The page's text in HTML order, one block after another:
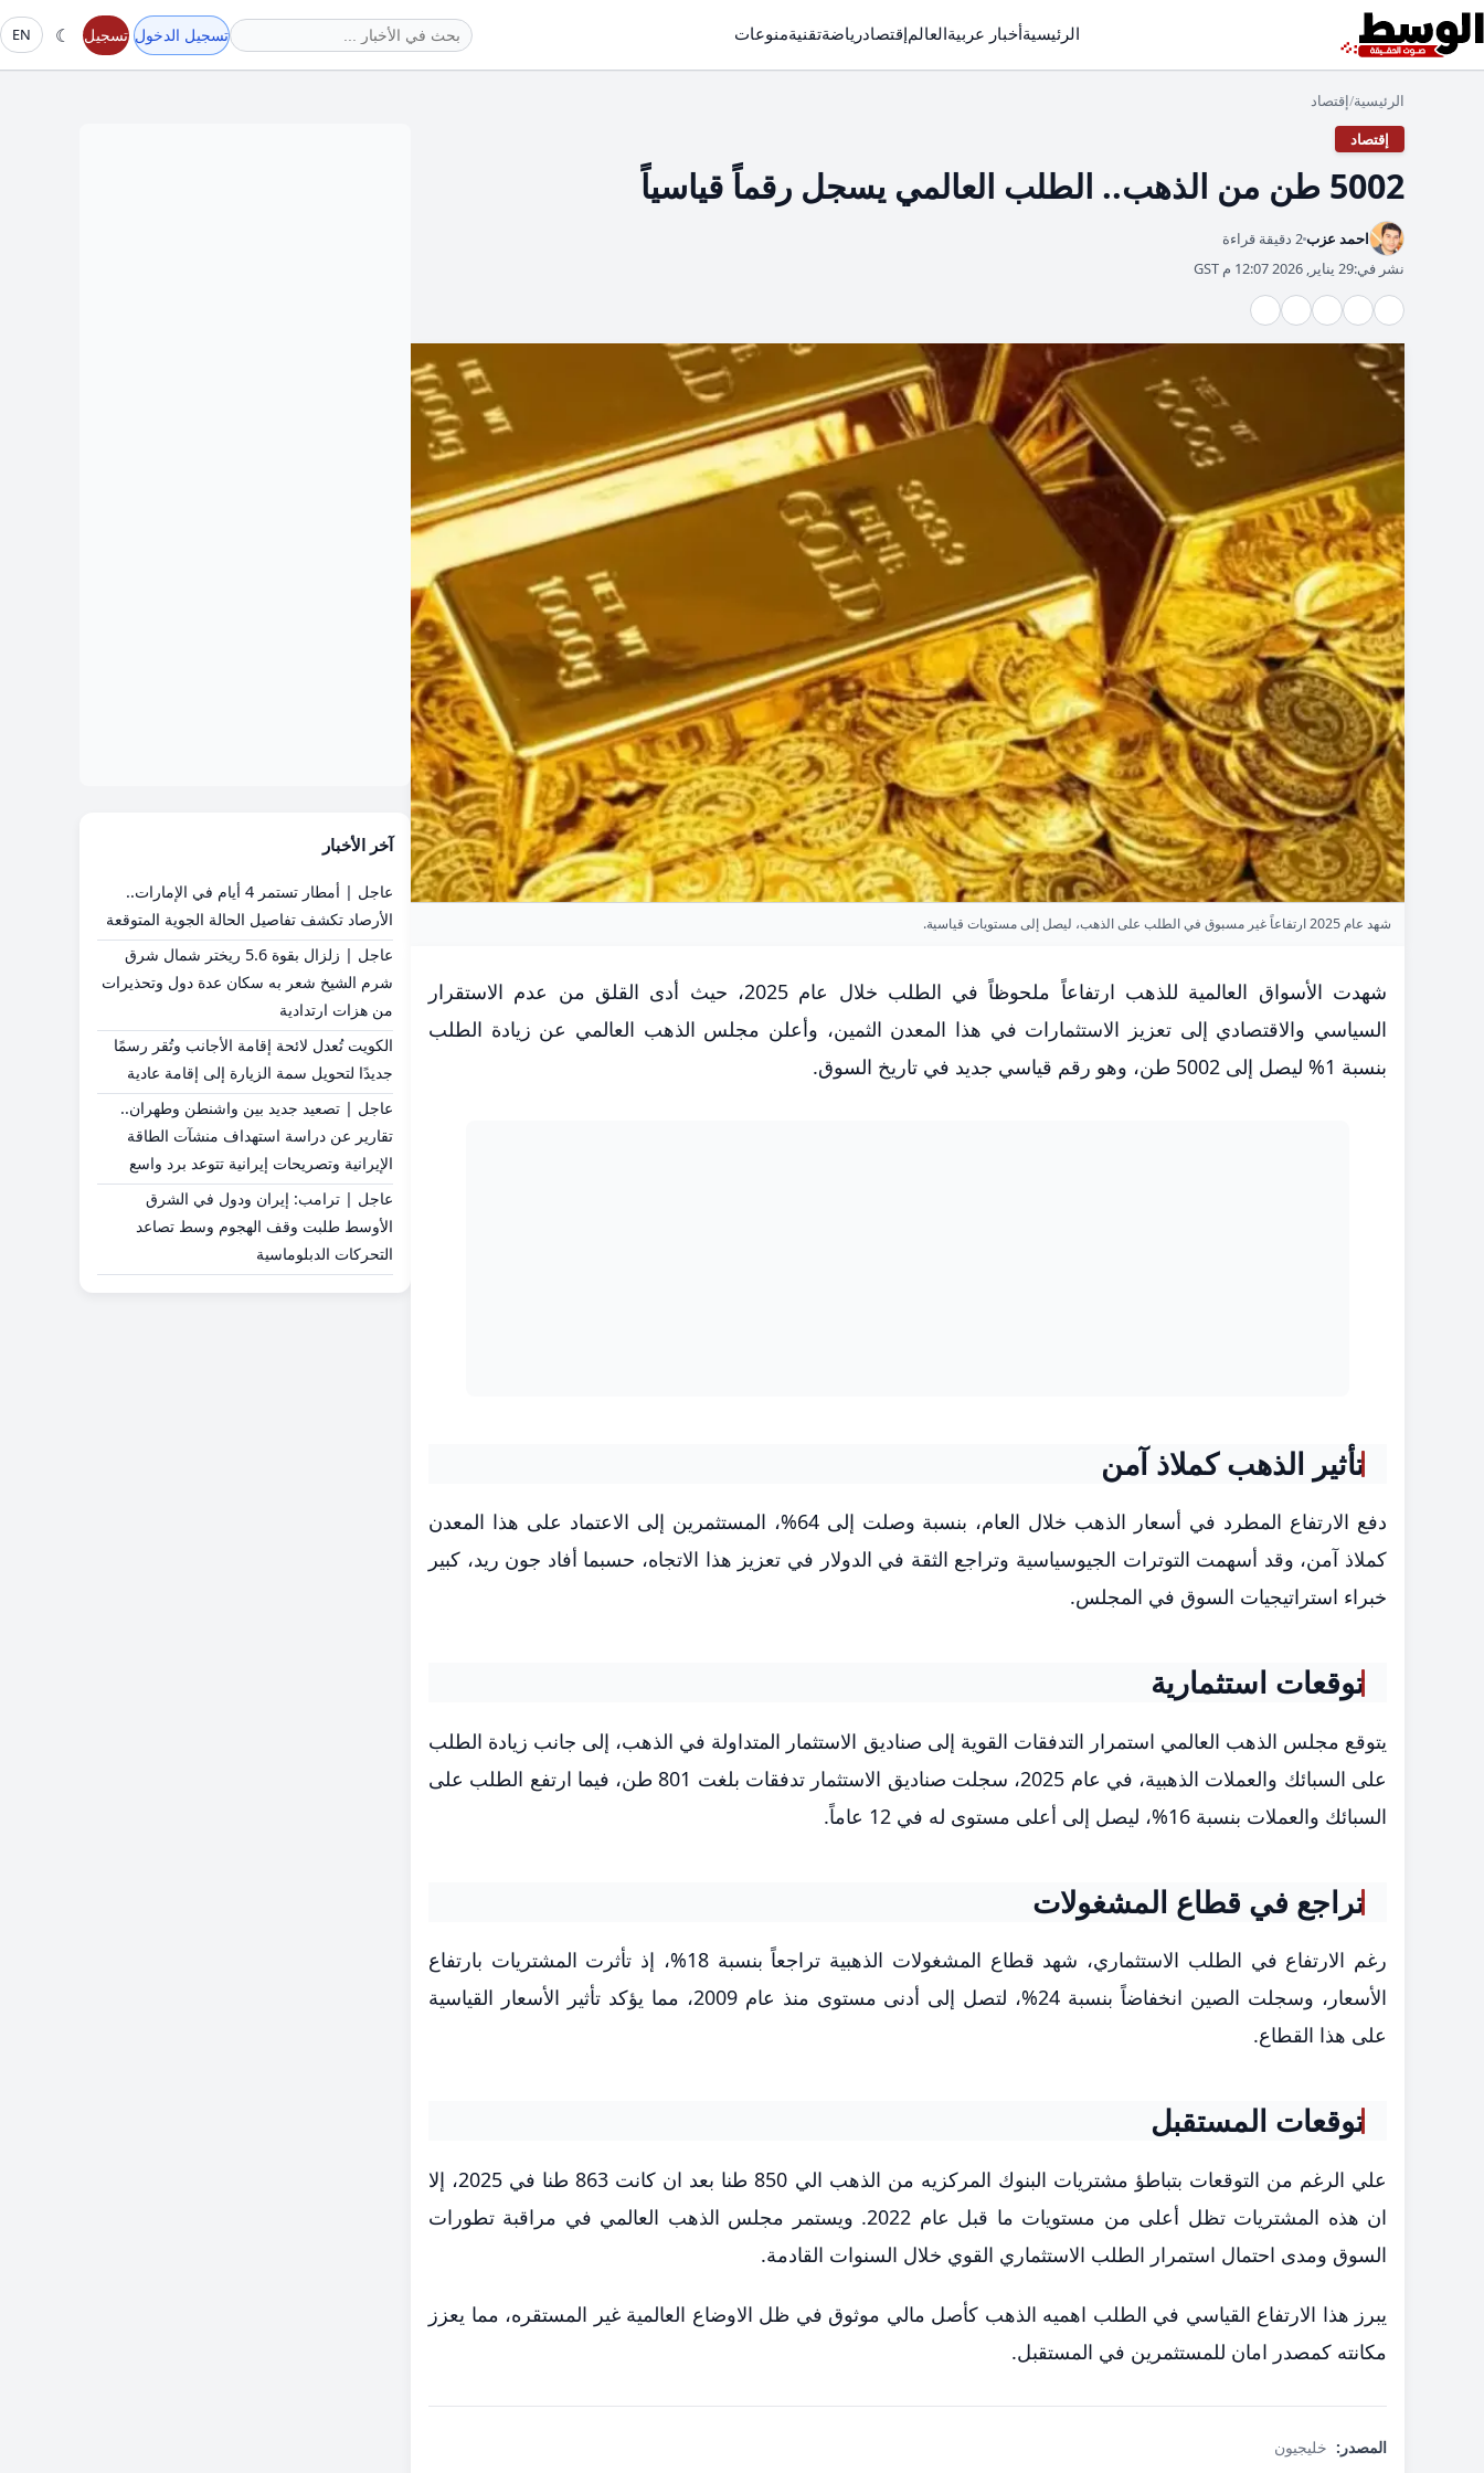
الرئيسيةأخبار عربيةالعالمإقتصادرياضةتقنيةمنوعات تسجيل الدخول تسجيل ☾
EN
الرئيسية/إقتصاد
إقتصاد
5002 طن من الذهب.. الطلب العالمي يسجل رقماً قياسياً
احمد عزب2 دقيقة قراءة
نشر في:29 يناير, 2026 12:07 م GST
شهد عام 2025 ارتفاعاً غير مسبوق في الطلب على الذهب، ليصل إلى مستويات قياسية.
شهدت الأسواق العالمية للذهب ارتفاعاً ملحوظاً في الطلب خلال عام 2025، حيث أدى القلق من عدم الاستقرار
السياسي والاقتصادي إلى تعزيز الاستثمارات في هذا المعدن الثمين، وأعلن مجلس الذهب العالمي عن زيادة الطلب
بنسبة 1% ليصل إلى 5002 طن، وهو رقم قياسي جديد في تاريخ السوق.
تأثير الذهب كملاذ آمن
دفع الارتفاع المطرد في أسعار الذهب خلال العام، بنسبة وصلت إلى 64%، المستثمرين إلى الاعتماد على هذا المعدن
كملاذ آمن، وقد أسهمت التوترات الجيوسياسية وتراجع الثقة في الدولار في تعزيز هذا الاتجاه، حسبما أفاد جون ريد، كبير
خبراء استراتيجيات السوق في المجلس.
توقعات استثمارية
يتوقع مجلس الذهب العالمي استمرار التدفقات القوية إلى صناديق الاستثمار المتداولة في الذهب، إلى جانب زيادة الطلب
على السبائك والعملات الذهبية، في عام 2025، سجلت صناديق الاستثمار تدفقات بلغت 801 طن، فيما ارتفع الطلب على
السبائك والعملات بنسبة 16%، ليصل إلى أعلى مستوى له في 12 عاماً.
تراجع في قطاع المشغولات
رغم الارتفاع في الطلب الاستثماري، شهد قطاع المشغولات الذهبية تراجعاً بنسبة 18%، إذ تأثرت المشتريات بارتفاع
الأسعار، وسجلت الصين انخفاضاً بنسبة 24%، لتصل إلى أدنى مستوى منذ عام 2009، مما يؤكد تأثير الأسعار القياسية
على هذا القطاع.
توقعات المستقبل
علي الرغم من التوقعات بتباطؤ مشتريات البنوك المركزيه من الذهب الي 850 طنا بعد ان كانت 863 طنا في 2025، إلا
ان هذه المشتريات تظل أعلى من مستويات ما قبل عام 2022. ويستمر مجلس الذهب العالمي في مراقبة تطورات
السوق ومدى احتمال استمرار الطلب الاستثماري القوي خلال السنوات القادمة.
يبرز هذا الارتفاع القياسي في الطلب اهميه الذهب كأصل مالي موثوق في ظل الاوضاع العالمية غير المستقره، مما يعزز
مكانته كمصدر امان للمستثمرين في المستقبل.
المصدر: خليجيون
آخر الأخبار
عاجل | أمطار تستمر 4 أيام في الإمارات..
الأرصاد تكشف تفاصيل الحالة الجوية المتوقعة
عاجل | زلزال بقوة 5.6 ريختر شمال شرق
شرم الشيخ شعر به سكان عدة دول وتحذيرات
من هزات ارتدادية
الكويت تُعدل لائحة إقامة الأجانب وتُقر رسمًا
جديدًا لتحويل سمة الزيارة إلى إقامة عادية
عاجل | تصعيد جديد بين واشنطن وطهران..
تقارير عن دراسة استهداف منشآت الطاقة
الإيرانية وتصريحات إيرانية تتوعد برد واسع
عاجل | ترامب: إيران ودول في الشرق
الأوسط طلبت وقف الهجوم وسط تصاعد
التحركات الدبلوماسية